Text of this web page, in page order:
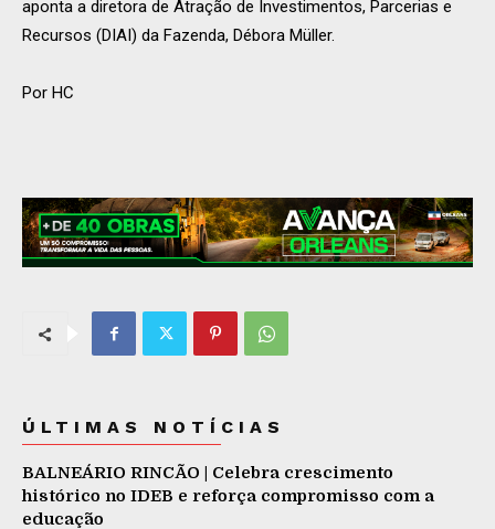
aponta a diretora de Atração de Investimentos, Parcerias e
Recursos (DIAI) da Fazenda, Débora Müller.
Por HC
ÚLTIMAS NOTÍCIAS
BALNEÁRIO RINCÃO | Celebra crescimento
histórico no IDEB e reforça compromisso com a
educação